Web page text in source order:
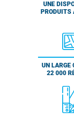
UNE
UN LARGE
22 000